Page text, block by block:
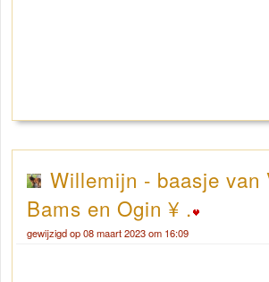
Willemijn - baasje van
Bams en Ogin ¥ .
gewijzigd op 08 maart 2023 om 16:09